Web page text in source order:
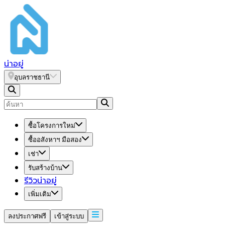
น่าอยู่
อุบลราชธานี
ซื้อโครงการใหม่
ซื้ออสังหาฯ มือสอง
เช่า
รับสร้างบ้าน
รีวิวน่าอยู่
เพิ่มเติม
ลงประกาศฟรี เข้าสู่ระบบ